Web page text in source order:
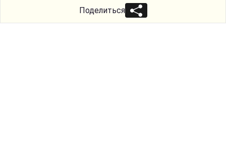
Поделиться